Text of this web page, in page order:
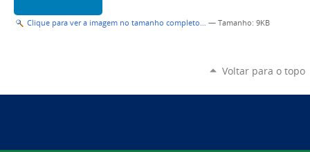
Clique para ver a imagem no tamanho completo… — Tamanho: 9KB
Voltar para o topo